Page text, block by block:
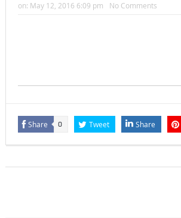
on: May 12, 2016 6:09 pm No Comments
Share 0 Tweet Share